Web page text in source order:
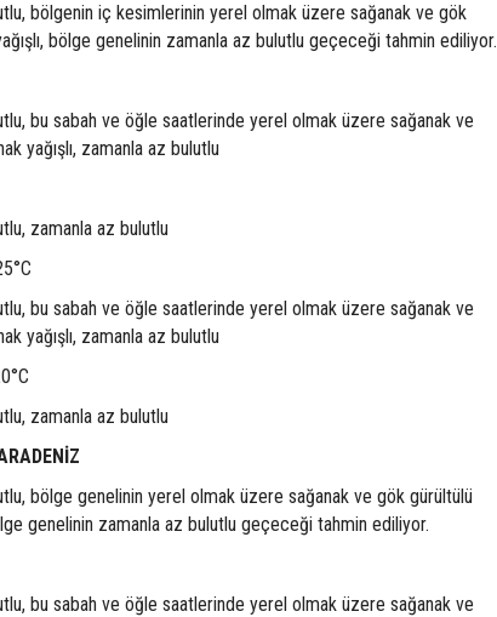
bölgenin iç kesimlerinin yerel olmak üzere sağanak ve gök
bölge genelinin zamanla az bulutlu geçeceği tahmin ediliyor.
bu sabah ve öğle saatlerinde yerel olmak üzere sağanak ve
yağışlı, zamanla az bulutlu
zamanla az bulutlu
bu sabah ve öğle saatlerinde yerel olmak üzere sağanak ve
yağışlı, zamanla az bulutlu
zamanla az bulutlu
bölge genelinin yerel olmak üzere sağanak ve gök gürültülü
genelinin zamanla az bulutlu geçeceği tahmin ediliyor.
bu sabah ve öğle saatlerinde yerel olmak üzere sağanak ve